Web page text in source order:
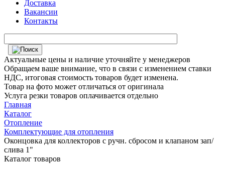
Доставка
Вакансии
Контакты
Актуальные цены и наличие уточняйте у менеджеров
Обращаем ваше внимание, что в связи с изменением ставки
НДС, итоговая стоимость товаров будет изменена.
Товар на фото может отличаться от оригинала
Услуга резки товаров оплачивается отдельно
Главная
Каталог
Отопление
Комплектующие для отопления
Оконцовка для коллекторов с ручн. сбросом и клапаном зап/
слива 1"
Каталог товаров